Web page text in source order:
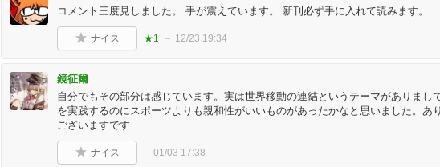
コメント三度見しました。 手が震えています。 新刊必ず手に入れて読みます。
ナイス ★1 12/23 19:34
鏡征爾
自分でもその部分は感じています。実は世界移動の連結というテーマがありまし
を実践するのにスポーツよりも親和性がいいものがあったかなと思いました。あ
ございますです
ナイス 01/03 17:38